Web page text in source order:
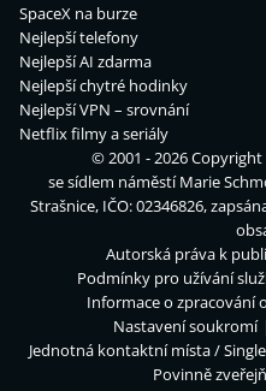
SpaceX na burze
Nejlepší telefony
Nejlepší AI zdarma
Nejlepší chytré hodinky
Nejlepší VPN – srovnání
Netflix filmy a seriály
© 2001 - 2026 Copyright
se sídlem náměstí Marie
Strašnice, IČO: 02346826,
Autorská práva k
Podmínky pro užívání
Informace o zpracování
Nastavení soukromí
Jednotná kontaktní místa /
Povinně